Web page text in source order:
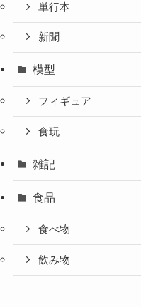
単行本
新聞
模型
フィギュア
食玩
雑記
食品
食べ物
飲み物